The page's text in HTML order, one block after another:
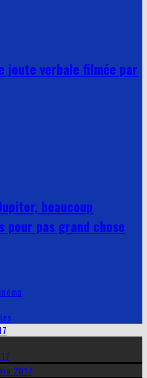
joute verbale filmée par
beaucoup
pour pas grand chose
2017